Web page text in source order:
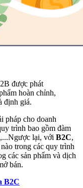
được phát
hoàn chỉnh,
định giá.
pháp cho doanh
trình bao gồm đàm
lại, với B2C,
trong các quy trình
các sản phẩm và dịch
bán.
B2C